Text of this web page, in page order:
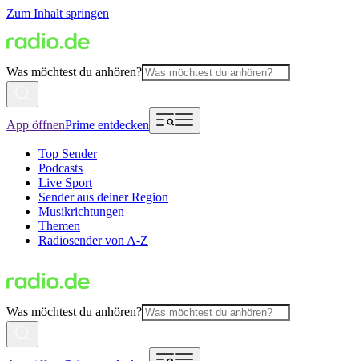
Zum Inhalt springen
Was möchtest du anhören?
App öffnenPrime entdecken
Top Sender
Podcasts
Live Sport
Sender aus deiner Region
Musikrichtungen
Themen
Radiosender von A-Z
Was möchtest du anhören?